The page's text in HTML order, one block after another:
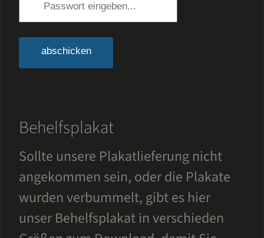
abschicken
Behelfsplakat
Sollte unsere Plakatlieferung nicht
angekommen sein, oder die Plakate
wurden verbummelt, gibt es hier
unser Behelfsplakat in verschieden